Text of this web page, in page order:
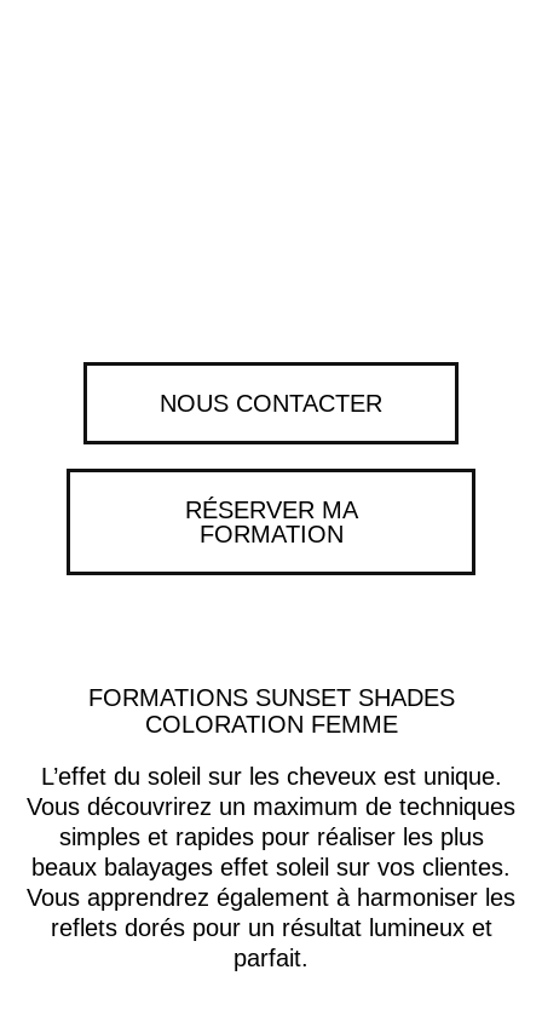
NOUS CONTACTER
RÉSERVER MA
FORMATION
FORMATIONS SUNSET SHADES
COLORATION FEMME
L’effet du soleil sur les cheveux est unique.
Vous découvrirez un maximum de techniques
simples et rapides pour réaliser les plus
beaux balayages effet soleil sur vos clientes.
Vous apprendrez également à harmoniser les
reflets dorés pour un résultat lumineux et
parfait.